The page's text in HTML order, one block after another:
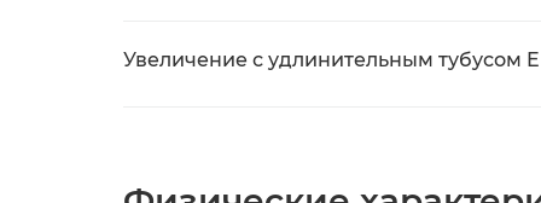
Увеличение с удлинительным тубусом